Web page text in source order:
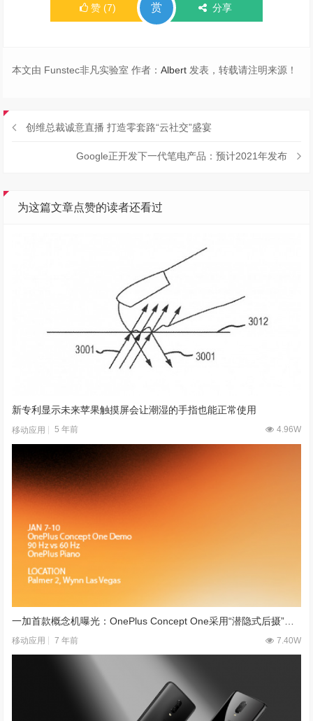
赞 (7) 赏 分享
本文由 Funstec非凡实验室 作者：Albert 发表，转载请注明来源！
创维总裁诚意直播 打造零套路“云社交”盛宴
Google正开发下一代笔电产品：预计2021年发布
为这篇文章点赞的读者还看过
新专利显示未来苹果触摸屏会让潮湿的手指也能正常使用
移动应用 5 年前 4.96W
移动应用 7 年前 7.40W